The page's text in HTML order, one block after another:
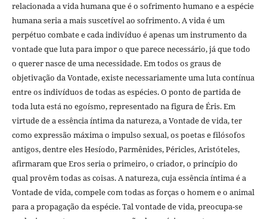
relacionada a vida humana que é o sofrimento humano e a espécie
humana seria a mais suscetível ao sofrimento. A vida é um
perpétuo combate e cada indivíduo é apenas um instrumento da
vontade que luta para impor o que parece necessário, já que todo
o querer nasce de uma necessidade. Em todos os graus de
objetivação da Vontade, existe necessariamente uma luta contínua
entre os indivíduos de todas as espécies. O ponto de partida de
toda luta está no egoísmo, representado na figura de Éris. Em
virtude de a essência íntima da natureza, a Vontade de vida, ter
como expressão máxima o impulso sexual, os poetas e filósofos
antigos, dentre eles Hesíodo, Parmênides, Péricles, Aristóteles,
afirmaram que Eros seria o primeiro, o criador, o princípio do
qual provêm todas as coisas. A natureza, cuja essência íntima é a
Vontade de vida, compele com todas as forças o homem e o animal
para a propagação da espécie. Tal vontade de vida, preocupa-se